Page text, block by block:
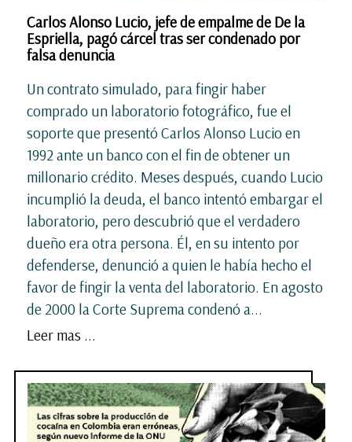
Carlos Alonso Lucio, jefe de empalme de De la
Espriella, pagó cárcel tras ser condenado por
falsa denuncia
Un contrato simulado, para fingir haber
comprado un laboratorio fotográfico, fue el
soporte que presentó Carlos Alonso Lucio en
1992 ante un banco con el fin de obtener un
millonario crédito. Meses después, cuando Lucio
incumplió la deuda, el banco intentó embargar el
laboratorio, pero descubrió que el verdadero
dueño era otra persona. Él, en su intento por
defenderse, denunció a quien le había hecho el
favor de fingir la venta del laboratorio. En agosto
de 2000 la Corte Suprema condenó a...
Leer mas ...